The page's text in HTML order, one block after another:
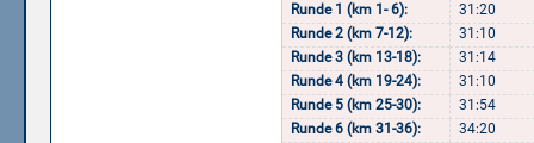
Runde 1 (km 1- 6):
31:20
Runde 2 (km 7-12):
31:10
Runde 3 (km 13-18):
31:14
Runde 4 (km 19-24):
31:10
Runde 5 (km 25-30):
31:54
Runde 6 (km 31-36):
34:20